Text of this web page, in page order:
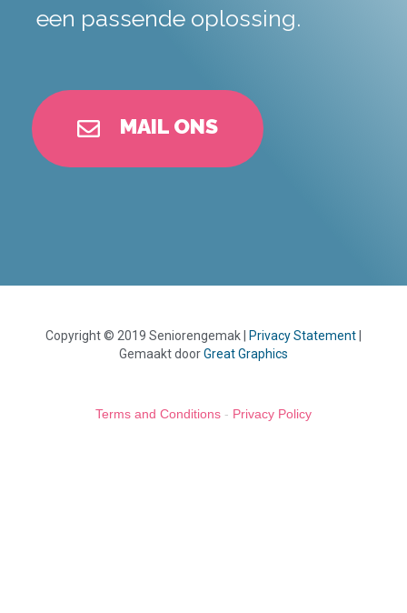
een passende oplossing.
MAIL ONS
Copyright © 2019 Seniorengemak Privacy Statement
Gemaakt doorGreat Graphics
Terms and Conditions - Privacy Policy